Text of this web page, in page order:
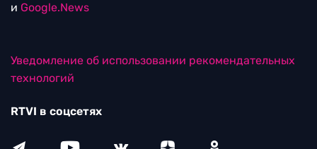
и Google.News
Уведомление об использовании рекомендательных
технологий
RTVI в соцсетях